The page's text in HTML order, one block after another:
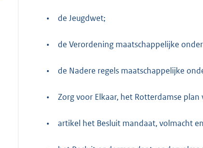
• de Jeugdwet;
• de Verordening maatschappelijke
• de Nadere regels maatschappelijke
• Zorg voor Elkaar, het Rotterdamse
• artikel het Besluit mandaat, volmacht